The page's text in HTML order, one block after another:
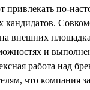
привлекать по-
кандидатов.
внешних
и
работа над
что компания